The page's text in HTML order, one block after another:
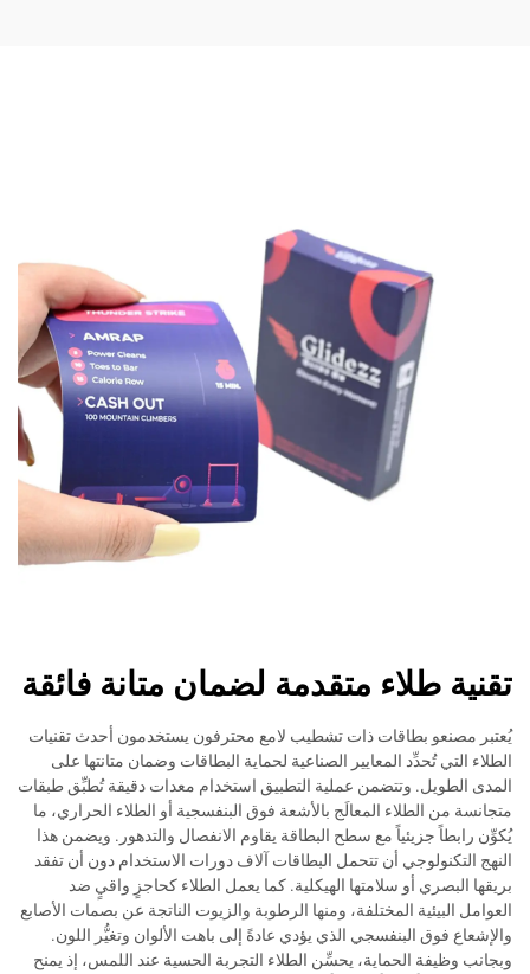
تقنية طلاء متقدمة لضمان متانة فائقة
يُعتبر مصنعو بطاقات ذات تشطيب لامع محترفون يستخدمون أحدث تقنيات
الطلاء التي تُحدِّد المعايير الصناعية لحماية البطاقات وضمان متانتها على
المدى الطويل. وتتضمن عملية التطبيق استخدام معدات دقيقة تُطبِّق طبقات
متجانسة من الطلاء المعالَج بالأشعة فوق البنفسجية أو الطلاء الحراري، ما
يُكوِّن رابطاً جزيئياً مع سطح البطاقة يقاوم الانفصال والتدهور. ويضمن هذا
النهج التكنولوجي أن تتحمل البطاقات آلاف دورات الاستخدام دون أن تفقد
بريقها البصري أو سلامتها الهيكلية. كما يعمل الطلاء كحاجزٍ واقيٍ ضد
العوامل البيئية المختلفة، ومنها الرطوبة والزيوت الناتجة عن بصمات الأصابع
والإشعاع فوق البنفسجي الذي يؤدي عادةً إلى باهت الألوان وتغيُّر اللون.
وبجانب وظيفة الحماية، يحسِّن الطلاء التجربة الحسية عند اللمس، إذ يمنح